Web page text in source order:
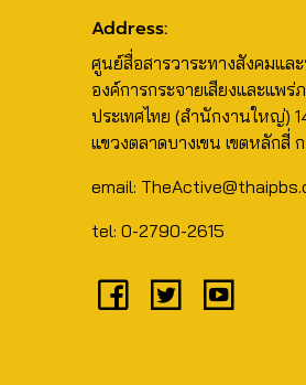
Address:
ศูนย์สื่อสารวาระทางสังคมแล
องค์การกระจายเสียงและแพ
ประเทศไทย (สำนักงานใหญ่)
แขวงตลาดบางเขน เขตหลักสี่
email:
tel: 0-2790-2615